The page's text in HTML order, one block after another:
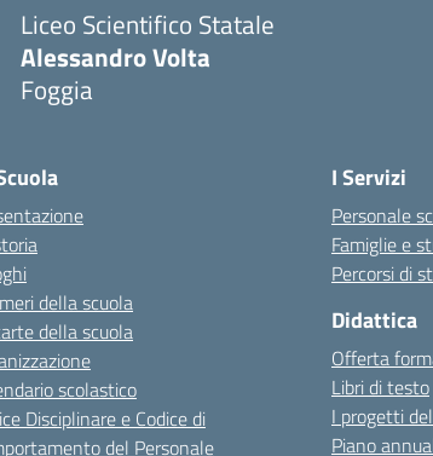
Liceo Scientifico Statale
Alessandro Volta
Foggia
della scuola
della scuola
scolastico
Disciplinare e Codice di
del Personale
I Servizi
Personale
Famiglie e
Percorsi di
Didattica
Offerta
Libri di testo
I progetti
Piano